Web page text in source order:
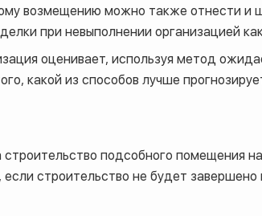
возмещению можно также отнести и
при невыполнении организацией
оценивает, используя метод
какой из способов лучше
подсобного помещения
если строительство не будет